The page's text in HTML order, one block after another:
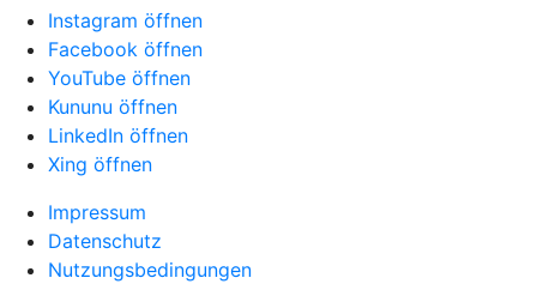
Instagram öffnen
Facebook öffnen
YouTube öffnen
Kununu öffnen
LinkedIn öffnen
Xing öffnen
Impressum
Datenschutz
Nutzungsbedingungen